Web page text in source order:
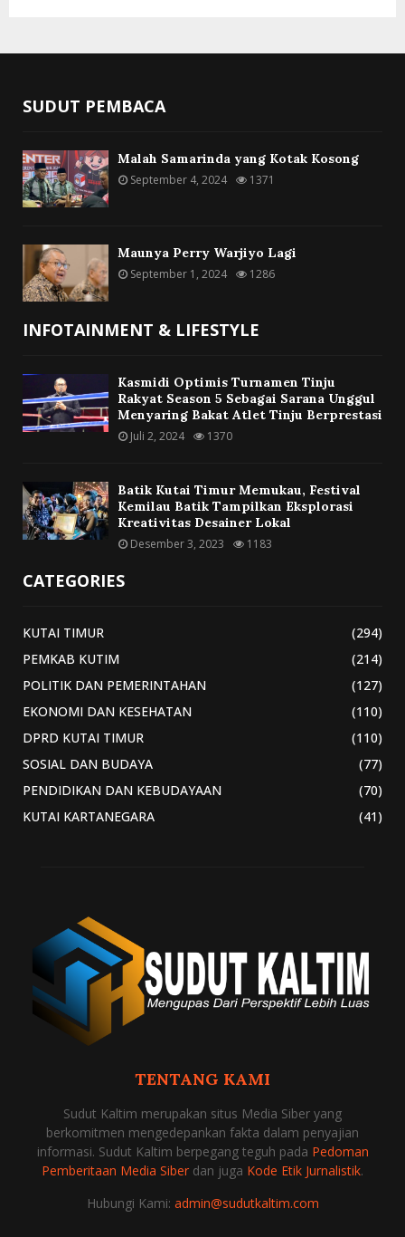
SUDUT PEMBACA
Malah Samarinda yang Kotak Kosong
September 4, 2024 1371
Maunya Perry Warjiyo Lagi
September 1, 2024 1286
INFOTAINMENT & LIFESTYLE
Kasmidi Optimis Turnamen Tinju
Rakyat Season 5 Sebagai Sarana Unggul
Menyaring Bakat Atlet Tinju Berprestasi
Juli 2, 2024 1370
Batik Kutai Timur Memukau, Festival
Kemilau Batik Tampilkan Eksplorasi
Kreativitas Desainer Lokal
Desember 3, 2023 1183
CATEGORIES
KUTAI TIMUR
(294)
PEMKAB KUTIM
(214)
POLITIK DAN PEMERINTAHAN
(127)
EKONOMI DAN KESEHATAN
(110)
DPRD KUTAI TIMUR
(110)
SOSIAL DAN BUDAYA
(77)
PENDIDIKAN DAN KEBUDAYAAN
(70)
KUTAI KARTANEGARA
(41)
TENTANG KAMI
Sudut Kaltim merupakan situs Media Siber yang
berkomitmen mengedepankan fakta dalam penyajian
informasi. Sudut Kaltim berpegang teguh pada Pedoman
Pemberitaan Media Siber dan juga Kode Etik Jurnalistik.
Hubungi Kami: admin@sudutkaltim.com